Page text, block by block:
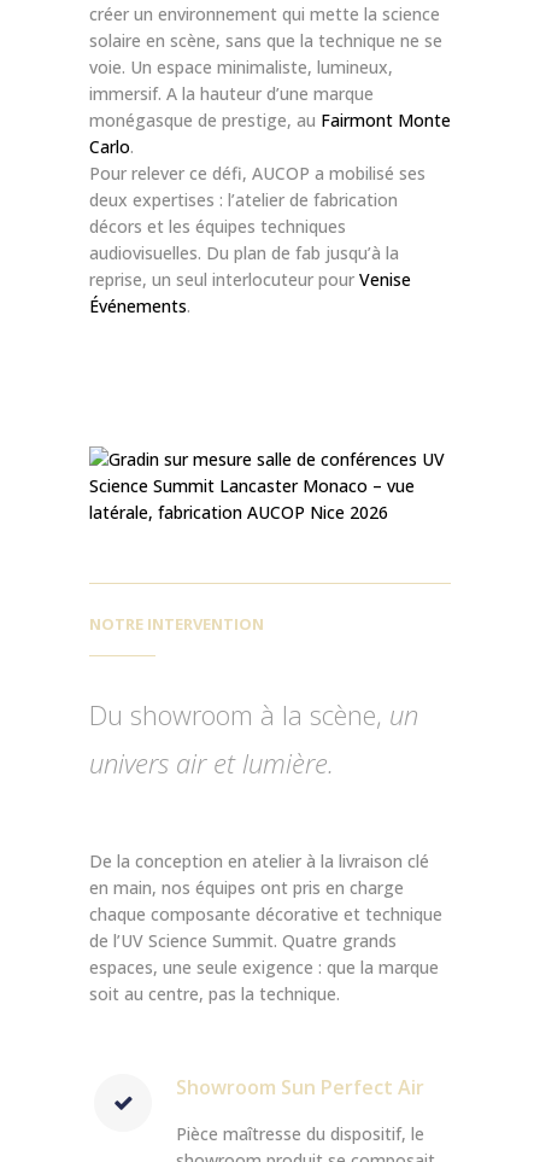
créer un environnement qui mette la science
solaire en scène, sans que la technique ne se
voie. Un espace minimaliste, lumineux,
immersif. A la hauteur d’une marque
monégasque de prestige, au Fairmont Monte
Carlo.
Pour relever ce défi, AUCOP a mobilisé ses
deux expertises : l’atelier de fabrication
décors et les équipes techniques
audiovisuelles. Du plan de fab jusqu’à la
reprise, un seul interlocuteur pour Venise
Événements.
NOTRE INTERVENTION
Du showroom à la scène, un
univers air et lumière.
De la conception en atelier à la livraison clé
en main, nos équipes ont pris en charge
chaque composante décorative et technique
de l’UV Science Summit. Quatre grands
espaces, une seule exigence : que la marque
soit au centre, pas la technique.
Showroom Sun Perfect Air
Pièce maîtresse du dispositif, le